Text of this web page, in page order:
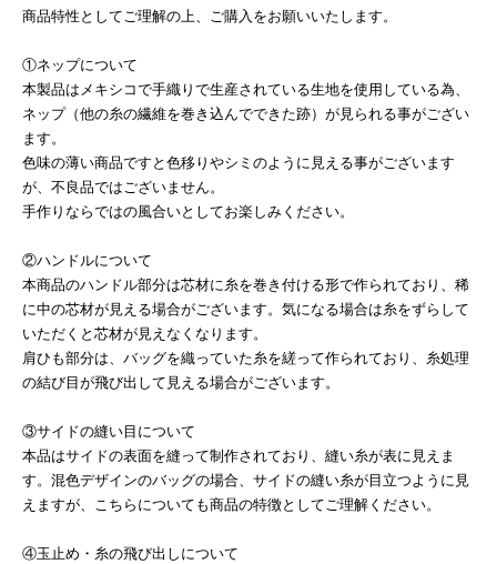
商品特性としてご理解の上、ご購入をお願いいたします。
①ネップについて
本製品はメキシコで手織りで生産されている生地を使用している為、
ネップ（他の糸の繊維を巻き込んでできた跡）が見られる事がござい
ます。
色味の薄い商品ですと色移りやシミのように見える事がございます
が、不良品ではございません。
手作りならではの風合いとしてお楽しみください。
②ハンドルについて
本商品のハンドル部分は芯材に糸を巻き付ける形で作られており、稀
に中の芯材が見える場合がございます。気になる場合は糸をずらして
いただくと芯材が見えなくなります。
肩ひも部分は、バッグを織っていた糸を縒って作られており、糸処理
の結び目が飛び出して見える場合がございます。
③サイドの縫い目について
本品はサイドの表面を縫って制作されており、縫い糸が表に見えま
す。混色デザインのバッグの場合、サイドの縫い糸が目立つように見
えますが、こちらについても商品の特徴としてご理解ください。
④玉止め・糸の飛び出しについて